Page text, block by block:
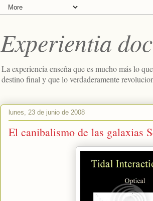
Experientia
La experiencia enseña que es mucho más lo
destino final y que lo verdaderamente
lunes, 23 de junio de 2008
El canibalismo de las galaxias